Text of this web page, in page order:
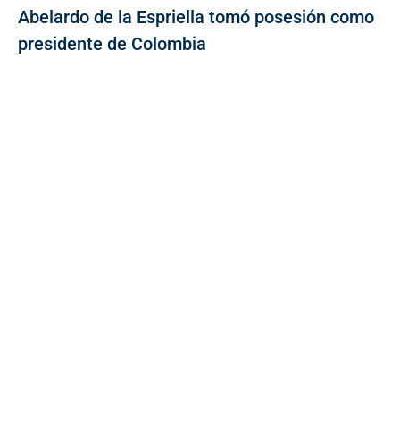
Abelardo de la Espriella tomó posesión como
presidente de Colombia